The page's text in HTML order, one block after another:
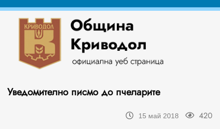
Уведомително писмо до пчеларите
15 май 2018 420